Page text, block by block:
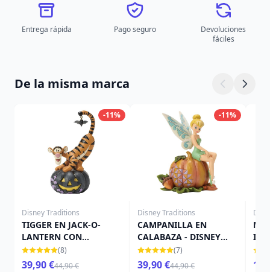
Entrega rápida Pago seguro
Devoluciones
fáciles
De la misma marca
-11%
Disney Traditions
TIGGER EN JACK-O-
LANTERN CON
MURCIÉLAGO - DISNEY
TRADITIONS
(8)
39,90 €44,90 €
-11%
Disney Traditions
CAMPANILLA EN
CALABAZA - DISNEY
TRADITIONS
(7)
39,90 €44,90 €
IN